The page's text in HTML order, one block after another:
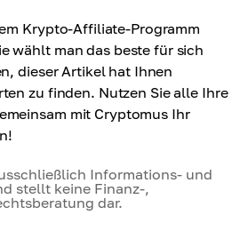
Krypto-Affiliate-Programm
wählt man das beste für sich
dieser Artikel hat Ihnen
zu finden. Nutzen Sie alle Ihre
mit Cryptomus Ihr
Informations- und
stellt keine Finanz-,
dar.